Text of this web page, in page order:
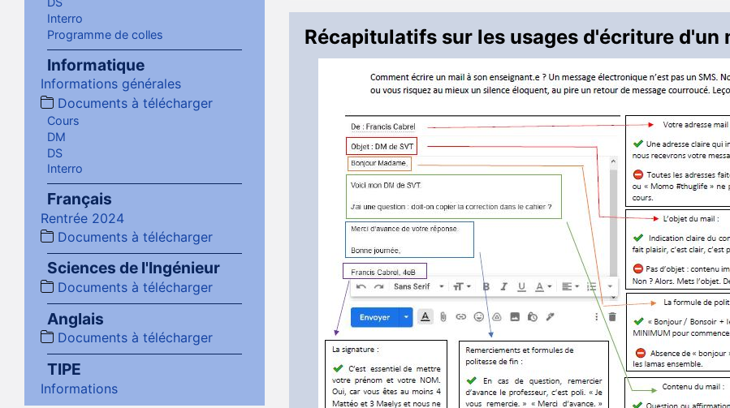
Interro
Programme de colles
Informatique
Informations générales
Documents à télécharger
Cours
DM
DS
Interro
Français
Rentrée 2024
Documents à télécharger
Sciences de l'Ingénieur
Documents à télécharger
Anglais
Documents à télécharger
TIPE
Informations
Récapitulatifs sur les usages d'écriture d'un